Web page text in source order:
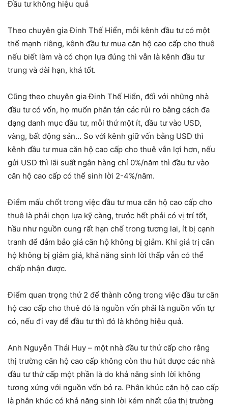
Đầu tư không hiệu quả
Theo chuyên gia Đinh Thế Hiển, mỗi kênh đầu tư có một
thế mạnh riêng, kênh đầu tư mua căn hộ cao cấp cho thuê
nếu biết làm và có chọn lựa đúng thì vẫn là kênh đầu tư
trung và dài hạn, khá tốt.
Cũng theo chuyên gia Đinh Thế Hiển, đối với những nhà
đầu tư có vốn, họ muốn phân tán các rủi ro bằng cách đa
dạng danh mục đầu tư, mỗi thứ một ít, đầu tư vào USD,
vàng, bất động sản… So với kênh giữ vốn bằng USD thì
kênh đầu tư mua căn hộ cao cấp cho thuê vẫn lợi hơn, nếu
gửi USD thì lãi suất ngân hàng chỉ 0%/năm thì đầu tư vào
căn hộ cao cấp có thể sinh lời 2-4%/năm.
Điểm mấu chốt trong việc đầu tư mua căn hộ cao cấp cho
thuê là phải chọn lựa kỹ càng, trước hết phải có vị trí tốt,
hầu như nguồn cung rất hạn chế trong tương lai, ít bị cạnh
tranh để đảm bảo giá căn hộ không bị giảm. Khi giá trị căn
hộ không bị giảm giá, khả năng sinh lời thấp vẫn có thể
chấp nhận được.
Điểm quan trọng thứ 2 để thành công trong việc đầu tư căn
hộ cao cấp cho thuê đó là nguồn vốn phải là nguồn vốn tự
có, nếu đi vay để đầu tư thì đó là không hiệu quả.
Anh Nguyễn Thái Huy – một nhà đầu tư thứ cấp cho rằng
thị trường căn hộ cao cấp không còn thu hút được các nhà
đầu tư thứ cấp một phần là do khả năng sinh lời không
tương xứng với nguồn vốn bỏ ra. Phân khúc căn hộ cao cấp
là phân khúc có khả năng sinh lời kém nhất của thị trường